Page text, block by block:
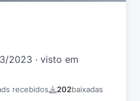
2023 · visto em
recebidos 202baixadas